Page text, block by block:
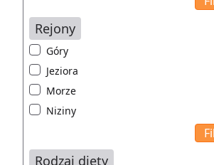
Rejony
Góry
Jeziora
Morze
Niziny
Rodzaj diety